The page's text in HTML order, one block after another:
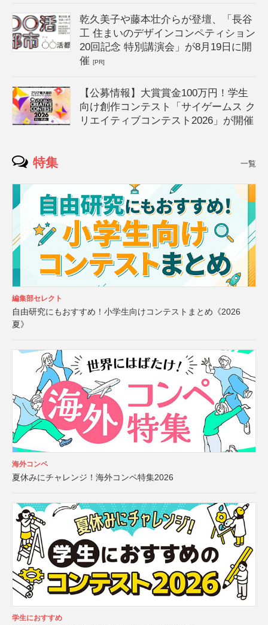
乾久美子や藤本壮介らが登壇、「長谷
工 住まいのデザインコンペティション
20回記念 特別講演会」が8月19日に開
催[PR]
【公募情報】大賞賞金100万円！学生
向け創作コンテスト「サイゲームス ク
リエイティブコンテスト2026」が開催
特集 一覧
編集部セレクト
自由研究にもおすすめ！小学生向けコンテストまとめ《2026
夏》
海外コンペ
夏休みにチャレンジ！海外コンペ特集2026
学生におすすめ